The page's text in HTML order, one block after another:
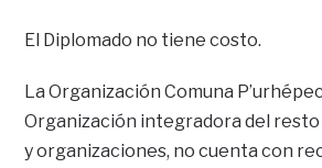
El Diplomado no tiene costo.
La Organización Comuna
Organización integradora del
y organizaciones, no cuenta con